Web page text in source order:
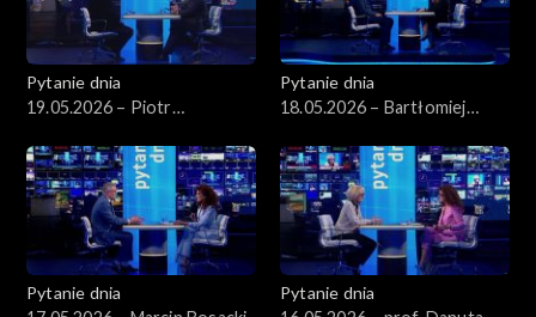
Pytanie dnia
19.05.2026 – Piotr
Pytanie dnia
18.05.2026 – Bartłomiej
Pytanie dnia
Pytanie dnia